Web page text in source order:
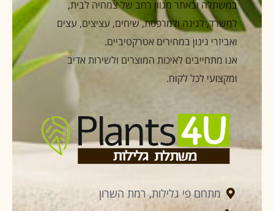
במשתלה ובאתר מגוון רחב של צמחיה לבית,
למשרד, לגינה ולמרפסת, שיחים, עציצים, עצים
ואביזרי גינון במחירים אטרקטיביים.
אנו מתחייבים לאיכות המוצרים ולשירות אדיב
ומקצועי לכל לקוח.
מתחם פי גלילות, רמת השרון